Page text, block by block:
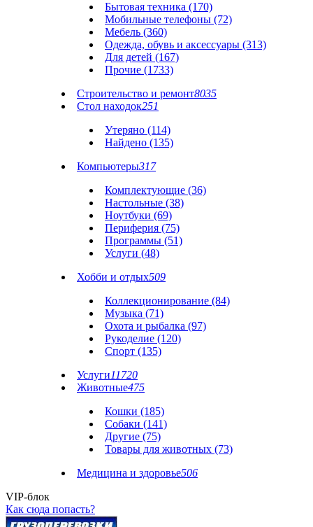
Бытовая техника (170)
Мобильные телефоны (72)
Мебель (360)
Одежда, обувь и аксессуары (313)
Для детей (167)
Прочие (1733)
Строительство и ремонт8035
Стол находок251
Утеряно (114)
Найдено (135)
Компьютеры317
Комплектующие (36)
Настольные (38)
Ноутбуки (69)
Периферия (75)
Программы (51)
Услуги (48)
Хобби и отдых509
Коллекционирование (84)
Музыка (71)
Охота и рыбалка (97)
Рукоделие (120)
Спорт (135)
Услуги11720
Животные475
Кошки (185)
Собаки (141)
Другие (75)
Товары для животных (73)
Медицина и здоровье506
VIP-блок
Как сюда попасть?